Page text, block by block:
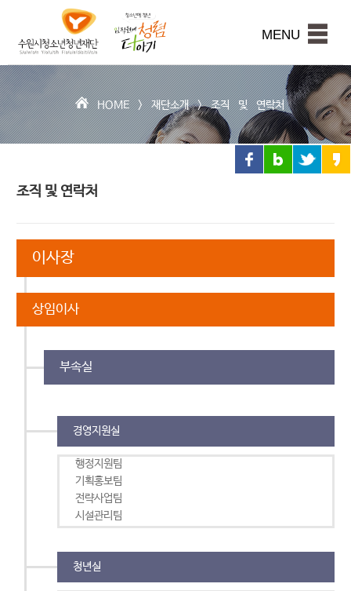
본문내용 바로가기
시
청
소
년
청
년
재
단
MENU
HOME >재단소개>조직 및 연락처
조직 및 연락처
이사장
상임이사
부속실
경영지원실
행정지원팀
기획홍보팀
전략사업팀
시설관리팀
청년실